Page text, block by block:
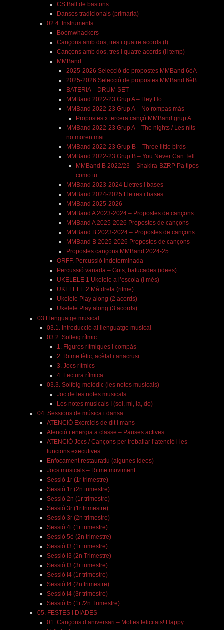
CS Ball de bastons
Danses tradicionals (primària)
02.4. Instruments
Boomwhackers
Cançons amb dos, tres i quatre acords (I)
Cançons amb dos, tres i quatre acords (II temp)
MMBand
2025-2026 Selecció de propostes MMBand 6èA
2025-2026 Selecció de propostes MMBand 6èB
BATERIA – DRUM SET
MMBand 2022-23 Grup A – Hey Ho
MMBand 2022-23 Grup A – No rompas más
Propostes x tercera cançó MMBand grup A
MMBand 2022-23 Grup A – The nights / Les nits
no moren mai
MMBand 2022-23 Grup B – Three little birds
MMBand 2022-23 Grup B – You Never Can Tell
MMBand B 2022/23 – Shakira-BZRP Pa tipos
como tu
MMBand 2023-2024 Lletres i bases
MMBand 2024-2025 Lletres i bases
MMBand 2025-2026
MMBand A 2023-2024 – Propostes de cançons
MMBand A 2025-2026 Propostes de cançons
MMBand B 2023-2024 – Propostes de cançons
MMBand B 2025-2026 Propostes de cançons
Propostes cançons MMBand 2024-25
ORFF. Percussió indeterminada
Percussió variada – Gots, batucades (idees)
UKELELE 1 Ukelele a l’escola (i més)
UKELELE 2 Mà dreta (ritme)
Ukelele Play along (2 acords)
Ukelele Play along (3 acords)
03 Llenguatge musical
03.1. Introducció al llenguatge musical
03.2. Solfeig rítmic
1. Figures rítmiques i compàs
2. Ritme tètic, acèfal i anacrusi
3. Jocs rítmics
4. Lectura rítmica
03.3. Solfeig melòdic (les notes musicals)
Joc de les notes musicals
Les notes musicals I (sol, mi, la, do)
04. Sessions de música i dansa
ATENCIÓ Exercicis de dit i mans
Atenció i energia a classe – Pauses actives
ATENCIÓ Jocs / Cançons per treballar l’atenció i les
funcions executives
Enfocament restauratiu (algunes idees)
Jocs musicals – Ritme moviment
Sessió 1r (1r trimestre)
Sessió 1r (2n trimestre)
Sessió 2n (1r trimestre)
Sessió 3r (1r trimestre)
Sessió 3r (2n trimestre)
Sessió 4t (1r trimestre)
Sessió 5è (2n trimestre)
Sessió I3 (1r trimestre)
Sessió I3 (2n Trimestre)
Sessió I3 (3r trimestre)
Sessió I4 (1r trimestre)
Sessió I4 (2n trimestre)
Sessió I4 (3r trimestre)
Sessió I5 (1r /2n Trimestre)
05. FESTES I DIADES
01. Cançons d’aniversari – Moltes felicitats! Happy